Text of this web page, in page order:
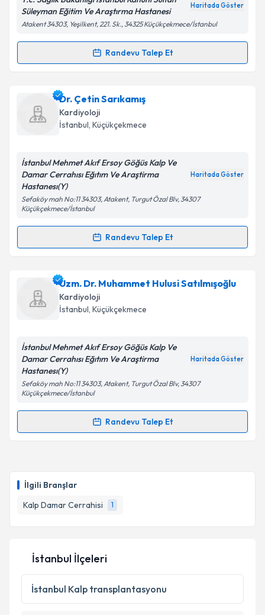
İlgili Branşlar
Kalp Damar Cerrahisi
1
Kişisel verilerimin işlenmesine ilişkin
Metni'ni okudum ve kişisel verilerimin belirtilen
Takvim Talebini Gönder
Süleyman Eğitim Ve Araştırma Hastanesi
Haritada Göster
Atakent 34303, Yeşilkent, 221. Sk., 34325 Küçükçekmece/İstanbul
Randevu Talep Et
Randevu Takvimi Talebi
Dr. Hicaz Zencirkıran Ağuş
talebi oluşturun. Size bu uzmandan randevu almanız
için bir takvim hazırlandığında e-posta ile
bilgilendireceğiz.
E-posta Adresiniz
Kişisel verilerimin işlenmesine ilişkin
Metni'ni okudum ve kişisel verilerimin belirtilen
kapsamda işlenmesini kabul ediyorum.
Dr. Çetin Sarıkamış
Kardiyoloji
İstanbul, Küçükçekmece
İstanbul Mehmet Akıf Ersoy Göğüs Kalp Ve
Damar Cerrahısı Eğıtım Ve Araştirma
Hastanesı(Y)
Haritada Göster
Sefaköy mah No:11 34303, Atakent, Turgut Özal Blv, 34307
Küçükçekmece/İstanbul
Randevu Talep Et
Randevu Takvimi Talebi
Dr. Çetin Sarıkamışiçin randevu takvimi talebi
oluşturun. Size bu uzmandan randevu almanız için bir
takvim hazırlandığında e-posta ile bilgilendireceğiz.
Kişisel verilerimin işlenmesine ilişkinAydınlatma
Metni
kapsamda işlenmesini kabul ediyorum.
Uzm. Dr. Muhammet Hulusi Satılmışoğlu
Kardiyoloji
İstanbul, Küçükçekmece
İstanbul Mehmet Akıf Ersoy Göğüs Kalp Ve
Damar Cerrahısı Eğıtım Ve Araştirma
Hastanesı(Y)
Haritada Göster
Sefaköy mah No:11 34303, Atakent, Turgut Özal Blv, 34307
Küçükçekmece/İstanbul
Randevu Talep Et
Randevu Takvimi Talebi
randevu almanız için bir takvim hazırlandığında e-
posta ile bilgilendireceğiz.
E-posta Adresiniz
Kişisel verilerimin işlenmesine ilişkin
Metni'ni okudum ve kişisel verilerimin belirtilen
İstanbul İlçeleri
İstanbul Kalp transplantasyonu